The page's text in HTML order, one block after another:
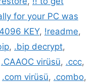
for your PC was
KEY, !readme,
, .bip decrypt,
.CAAOC virüsü, .ccc,
.com virüsü, .combo,